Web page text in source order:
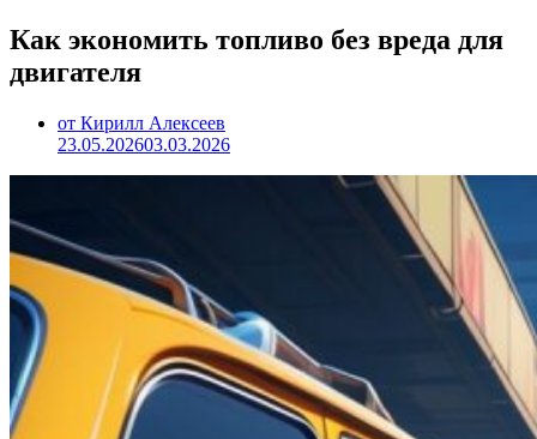
Как экономить топливо без вреда для
двигателя
от Кирилл Алексеев
23.05.202603.03.2026